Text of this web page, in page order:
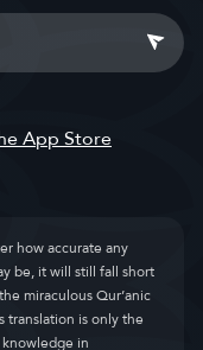
how accurate any
be, it will still fall short
miraculous Qur’anic
is only the
in